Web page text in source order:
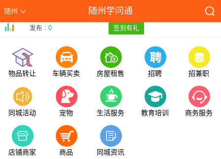
随州 随州学问通
发布 :0 签到有礼
物品转让 车辆买卖 房屋租售 招聘 招兼职
同城活动 宠物 生活服务 教育培训 商务服务
店铺商家 商品 同城资讯